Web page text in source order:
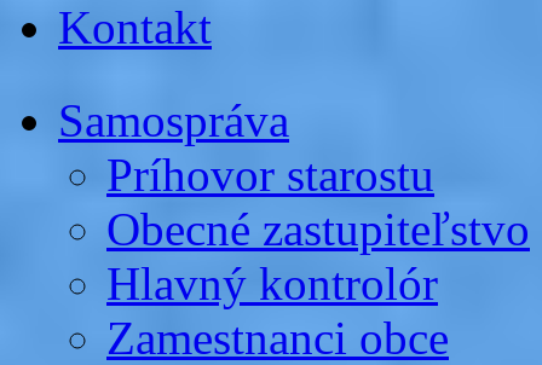
Kontakt
Samospráva
Príhovor starostu
Obecné zastupiteľstvo
Hlavný kontrolór
Zamestnanci obce